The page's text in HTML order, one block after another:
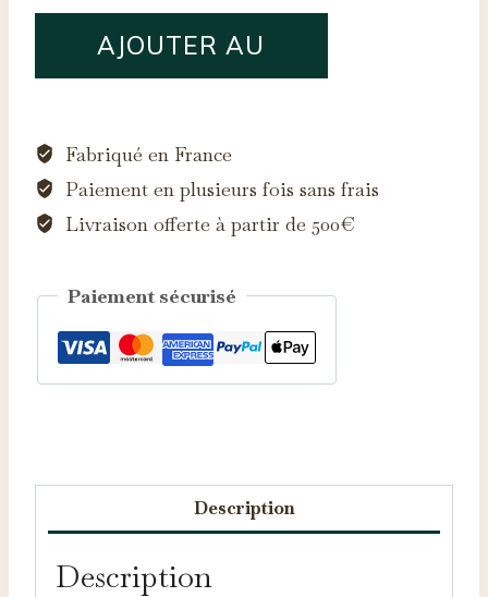
0.23ct
AJOUTER AU
Fabriqué en France
Paiement en plusieurs fois sans frais
Livraison offerte à partir de 500€
Paiement sécurisé
Description
Description